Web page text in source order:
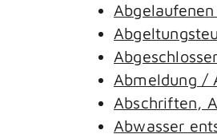
Abmeldung /
Abschriften,
Abwasser